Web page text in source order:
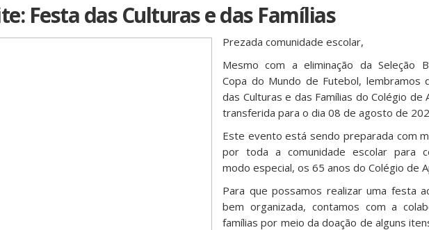
Festa das Culturas e das Famílias
Prezada comunidade escolar,
Mesmo com a eliminação da Seleção
Copa do Mundo de Futebol, lembramos
das Culturas e das Famílias do Colégio de
transferida para o dia 08 de agosto de
Este evento está sendo preparada com
por toda a comunidade escolar para
modo especial, os 65 anos do Colégio de
Para que possamos realizar uma festa
bem organizada, contamos com a
famílias por meio da doação de alguns